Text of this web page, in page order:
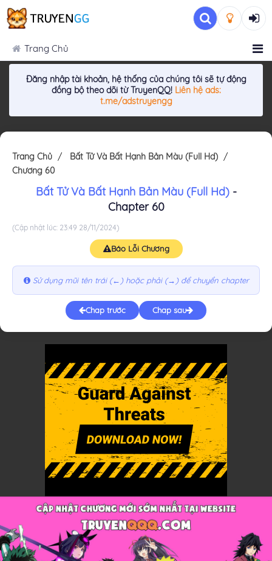
Trang Chủ
Đăng nhập tài khoản, hệ thống của chúng tôi sẽ tự động
đồng bộ theo dõi từ TruyenQQ! Liên hệ ads:
t.me/adstruyengg
Trang Chủ
Bất Tử Và Bất Hạnh Bản Màu (Full Hd)
Chương 60
Bất Tử Và Bất Hạnh Bản Màu (Full Hd)-
Chapter 60
(Cập nhật lúc: 23:49 28/11/2024)
Báo Lỗi Chương
Sử dụng mũi tên trái (←) hoặc phải (→) để chuyển chapter
Chap trước Chap sau